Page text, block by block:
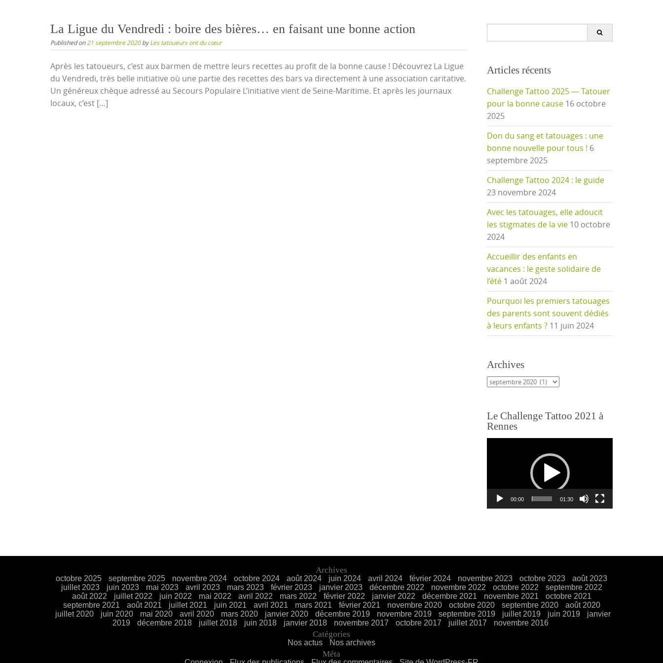
La Ligue du Vendredi : boire des bières… en faisant une bonne action
Published on21 septembre 2020byLes tatoueurs ont du cœur
Après les tatoueurs, c’est aux barmen de mettre leurs recettes au profit de la bonne cause ! Découvrez La Ligue
du Vendredi, très belle initiative où une partie des recettes des bars va directement à une association caritative.
Un généreux chèque adressé au Secours Populaire L’initiative vient de Seine-Maritime. Et après les journaux
locaux, c’est […]
Articles récents
Challenge Tattoo 2025 — Tatouer
pour la bonne cause 16 octobre
2025
Don du sang et tatouages : une
bonne nouvelle pour tous ! 6
septembre 2025
Challenge Tattoo 2024 : le guide
23 novembre 2024
Avec les tatouages, elle adoucit
les stigmates de la vie 10 octobre
2024
Accueillir des enfants en
vacances : le geste solidaire de
l’été 1 août 2024
Pourquoi les premiers tatouages
des parents sont souvent dédiés
à leurs enfants ? 11 juin 2024
Archives
Archives
Le Challenge Tattoo 2021 à
Rennes
00:00 01:30
Archives
octobre 2025 septembre 2025 novembre 2024 octobre 2024 août 2024 juin 2024 avril 2024 février 2024 novembre 2023 octobre 2023
août 2023
juillet 2023
juin 2023 mai 2023 avril 2023 mars 2023 février 2023 janvier 2023 décembre 2022 novembre 2022 octobre 2022
septembre 2022
août 2022
juillet 2022 juin 2022 mai 2022 avril 2022 mars 2022 février 2022 janvier 2022 décembre 2021 novembre 2021
octobre 2021
septembre 2021
août 2021 juillet 2021 juin 2021 avril 2021 mars 2021 février 2021 novembre 2020 octobre 2020 septembre 2020
août 2020
juillet 2020
juin 2020 mai 2020 avril 2020 mars 2020 janvier 2020 décembre 2019 novembre 2019 septembre 2019 juillet 2019 juin 2019
janvier
2019
décembre 2018 juillet 2018 juin 2018 janvier 2018 novembre 2017 octobre 2017 juillet 2017 novembre 2016
Catégories
Nos actus Nos archives
Méta